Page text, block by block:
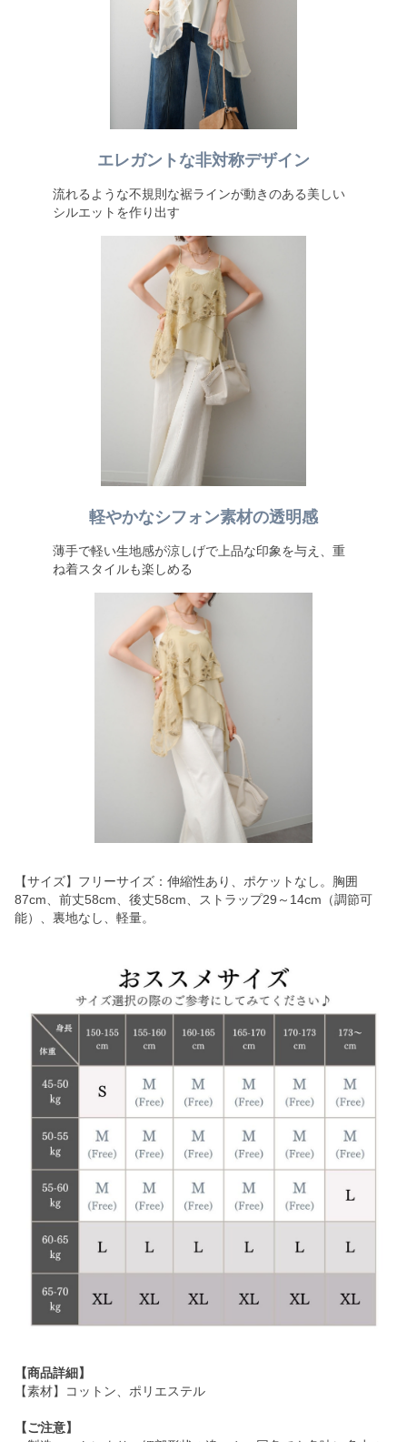
エレガントな非対称デザイン
流れるような不規則な裾ラインが動きのある美しい
シルエットを作り出す
軽やかなシフォン素材の透明感
薄手で軽い生地感が涼しげで上品な印象を与え、重
ね着スタイルも楽しめる
【サイズ】フリーサイズ：伸縮性あり、ポケットなし。胸囲
87cm、前丈58cm、後丈58cm、ストラップ29～14cm（調節可
能）、裏地なし、軽量。
【商品詳細】
【素材】コットン、ポリエステル
【ご注意】